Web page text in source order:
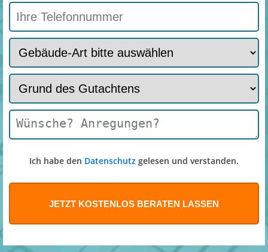
Ich habe den Datenschutz gelesen und verstanden.